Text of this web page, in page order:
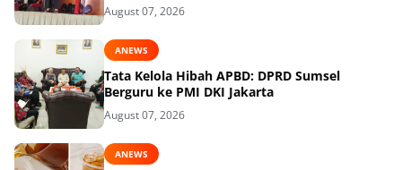
August 07, 2026
ANEWS
Tata Kelola Hibah APBD: DPRD Sumsel
Berguru ke PMI DKI Jakarta
August 07, 2026
ANEWS